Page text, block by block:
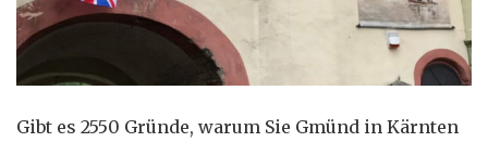
Gibt es 2550 Gründe, warum Sie Gmünd in Kärnten